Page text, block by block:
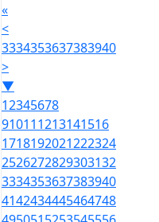
«
<
3334353637383940
>
▼
12345678
910111213141516
1718192021222324
2526272829303132
3334353637383940
4142434445464748